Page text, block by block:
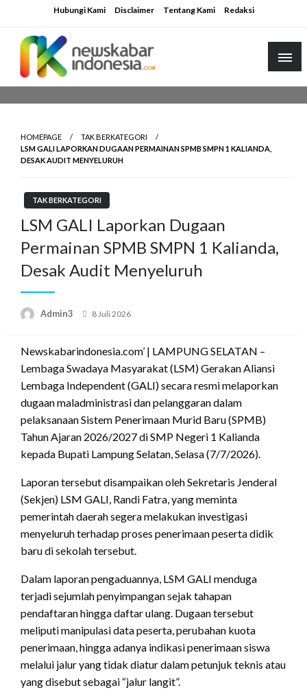
to
content
Hubungi Kami Disclaimer Tentang Kami Redaksi
HOMEPAGE
TAK BERKATEGORI
LSM GALI LAPORKAN DUGAAN PERMAINAN SPMB SMPN 1 KALIANDA,
DESAK AUDIT MENYELURUH
TAK BERKATEGORI
LSM GALI Laporkan Dugaan
Permainan SPMB SMPN 1 Kalianda,
Desak Audit Menyeluruh
Admin3
Posted
8 Juli 2026
Newskabarindonesia.com’ | LAMPUNG SELATAN –
Lembaga Swadaya Masyarakat (LSM) Gerakan Aliansi
Lembaga Independent (GALI) secara resmi melaporkan
dugaan maladministrasi dan pelanggaran dalam
pelaksanaan Sistem Penerimaan Murid Baru (SPMB)
Tahun Ajaran 2026/2027 di SMP Negeri 1 Kalianda
kepada Bupati Lampung Selatan, Selasa (7/7/2026).
Laporan tersebut disampaikan oleh Sekretaris Jenderal
(Sekjen) LSM GALI, Randi Fatra, yang meminta
pemerintah daerah segera melakukan investigasi
menyeluruh terhadap proses penerimaan peserta didik
baru di sekolah tersebut.
Dalam laporan pengaduannya, LSM GALI menduga
terjadi sejumlah penyimpangan sejak tahapan
pendaftaran hingga daftar ulang. Dugaan tersebut
meliputi manipulasi data peserta, perubahan kuota
penerimaan, hingga adanya indikasi penerimaan siswa
melalui jalur yang tidak diatur dalam petunjuk teknis atau
yang disebut sebagai “jalur langit”.